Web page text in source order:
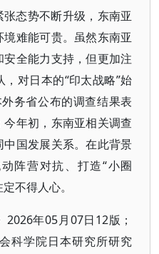
态势不断升级，东南亚
难能可贵。虽然东南亚
全能力支持，但更加注
对日本的“印太战略”始
务省公布的调查结果表
年初，东南亚相关调查
国发展关系。在此背景
阵营对抗、打造“小圈
不得人心。
2026年05月07日12版；
科学院日本研究所研究